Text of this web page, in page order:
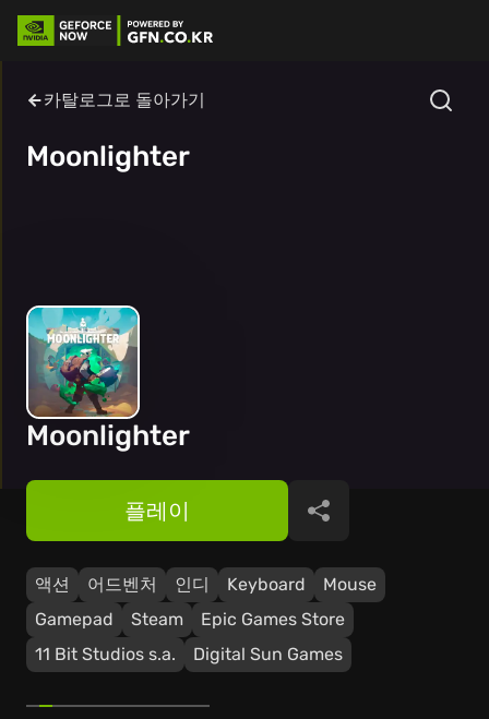
카탈로그로 돌아가기
Moonlighter
Moonlighter
액션 어드벤처 인디 Keyboard
Mouse
Gamepad
Steam
Epic Games Store
11 Bit Studios s.a.
Digital Sun Games
플레이 공유